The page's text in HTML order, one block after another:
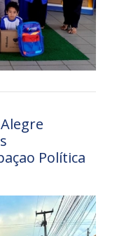
Política